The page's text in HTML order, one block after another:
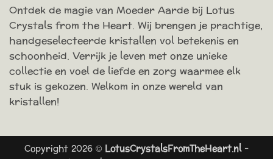
Ontdek de magie van Moeder Aarde bij Lotus
Crystals from the Heart. Wij brengen je prachtige,
handgeselecteerde kristallen vol betekenis en
schoonheid. Verrijk je leven met onze unieke
collectie en voel de liefde en zorg waarmee elk
stuk is gekozen. Welkom in onze wereld van
kristallen!
Copyright 2026 © LotusCrystalsFromTheHeart.nl-